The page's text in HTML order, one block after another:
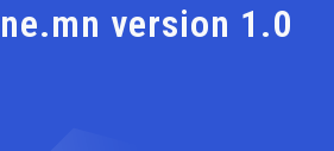
version 1.0